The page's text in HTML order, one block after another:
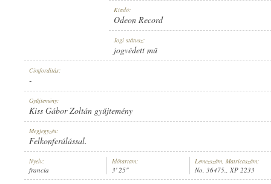
MŰFAJ: INDULÓDAL
Kiadó:
Odeon Record
Jogi státusz:
jogvédett mű
Címfordítás:
-
Gyűjtemény:
Kiss Gábor Zoltán gyűjtemény
Megjegyzés:
Felkonferálással.
Nyelv:
francia
Időtartam:
3' 25"
Lemezszám, Matricaszám:
No. 36475., XP 2233